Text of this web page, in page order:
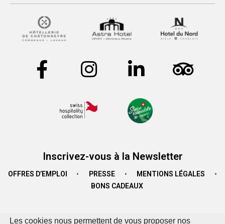
Inscrivez-vous à la Newsletter
OFFRES D’EMPLOI PRESSE
MENTIONS LÉGALES
BONS CADEAUX
Les cookies nous permettent de vous proposer nos